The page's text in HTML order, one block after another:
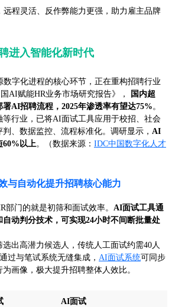
远程灵活、反作弊能力更强，助力雇主品牌
进入智能化新时代
字化进程的核心环节，正在重构招聘行业
AI赋能HR业务市场研究报告》，
国内超
AI招聘流程，2025年渗透率有望达75%。
行业，已将AI面试工具应用于校招、社会
、数据监控、流程标准化。调研显示， AI
60%以上。（数据来源： IDC中国数字化人才
与自动化提升招聘核心能力
部门的就是初筛和面试效率。 AI面试工具通
动判分技术，可实现24小时不间断批量处
出高潜力候选人，传统人工面试约需40人
过与笔试系统无缝集成， AI面试系统可同步
画像，极大提升招聘整体人效比。
AI面试